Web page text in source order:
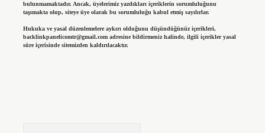
bulunmamaktadır. Ancak, üyelerimiz yazdıkları içeriklerin sorumluluğunu
taşımakta olup, siteye üye olarak bu sorumluluğu kabul etmiş sayılırlar.
Hukuka ve yasal düzenlemelere aykırı olduğunu düşündüğünüz içerikleri,
backlinkpanelicomtr@gmail.comadresine bildirmeniz halinde, ilgili içerikler yasal
süre içerisinde sitemizden kaldırılacaktır.